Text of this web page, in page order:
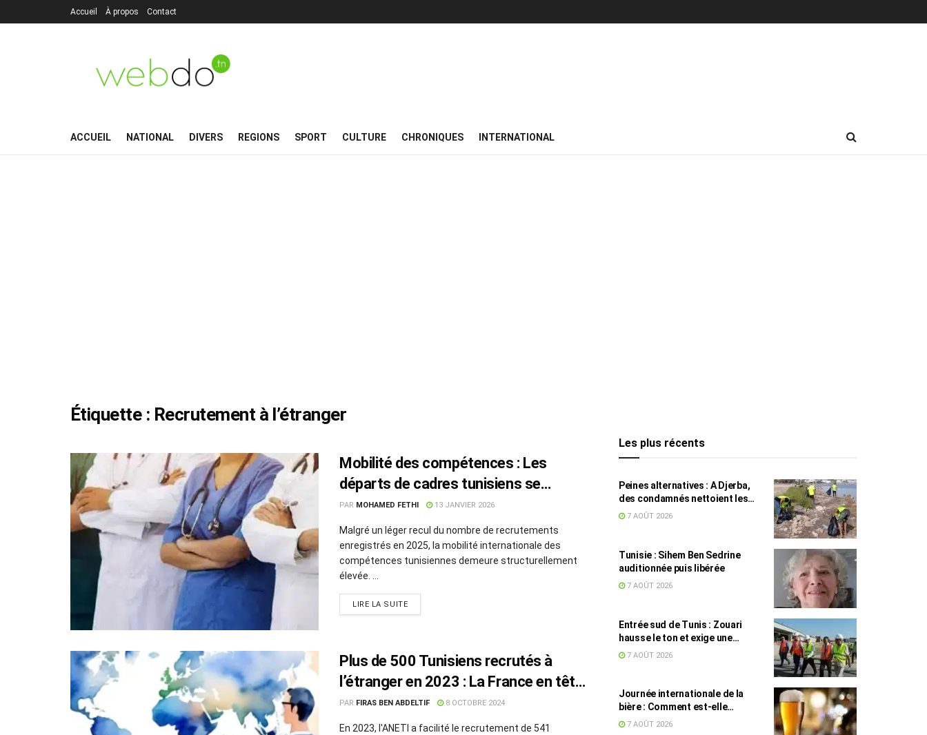
Accueil À propos Contact
ACCUEIL NATIONAL DIVERS REGIONS SPORT CULTURE CHRONIQUES INTERNATIONAL
Étiquette : Recrutement à l’étranger
Mobilité des compétences : Les
départs de cadres tunisiens se
maintiennent à un niveau élevé
PAR MOHAMED FETHI 13 JANVIER 2026
Malgré un léger recul du nombre de recrutements
enregistrés en 2025, la mobilité internationale des
compétences tunisiennes demeure structurellement
élevée. ...
LIRE LA SUITE
Plus de 500 Tunisiens recrutés à
l’étranger en 2023 : La France en tête
des destinations
PAR FIRAS BEN ABDELTIF 8 OCTOBRE 2024
En 2023, l'ANETI a facilité le recrutement de 541
Les plus récents
Peines alternatives : A Djerba,
des condamnés nettoient les
plages
7 AOÛT 2026
Tunisie : Sihem Ben Sedrine
auditionnée puis libérée
7 AOÛT 2026
Entrée sud de Tunis : Zouari
hausse le ton et exige une
accélération des travaux
7 AOÛT 2026
Journée internationale de la
bière : Comment est-elle
devenue une culture en Tunisie ?
7 AOÛT 2026